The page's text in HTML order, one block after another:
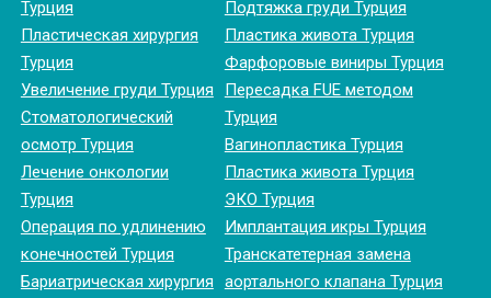
Турция
Пластическая хирургия
Турция
Увеличение груди Турция
Стоматологический
осмотр Турция
Лечение онкологии
Турция
Операция по удлинению
конечностей Турция
Бариатрическая хирургия
Подтяжка груди Турция
Пластика живота Турция
Фарфоровые виниры Турция
Пересадка FUE методом
Турция
Вагинопластика Турция
Пластика живота Турция
ЭКО Турция
Имплантация икры Турция
Транскатетерная замена
аортального клапана Турция